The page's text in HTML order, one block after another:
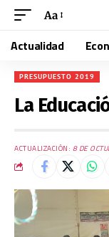
Aa
Actualidad
PRESUPUESTO 2019
La
ACTUALIZACIÓN: 8 DE